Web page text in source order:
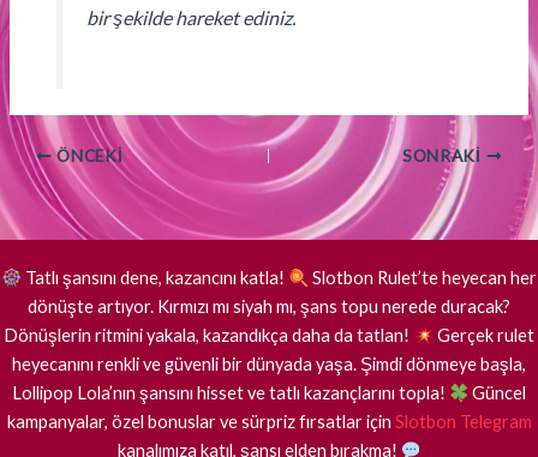
bir şekilde hareket ediniz.
ÖNCEKI SONRAKI
Tatlı şansını dene, kazancını katla!
Slotbon Rulet’te heyecan her
dönüşte artıyor. Kırmızı mı siyah mı, şans topu nerede duracak?
Dönüşlerin ritmini yakala, kazandıkça daha da tatlan!
Gerçek rulet
heyecanını renkli ve güvenli bir dünyada yaşa. Şimdi dönmeye başla,
Lollipop Lola’nın şansını hisset ve tatlı kazançlarını topla!
Güncel
kampanyalar, özel bonuslar ve sürpriz fırsatlar için Slotbon Telegram
kanalımıza katıl, şansı elden bırakma!